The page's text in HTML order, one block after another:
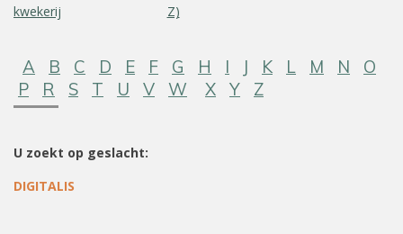
kwekerij
Z)
A B C D E F G H I J K L M N
O
P
R S T U V W X Y Z
U zoekt op geslacht:
DIGITALIS